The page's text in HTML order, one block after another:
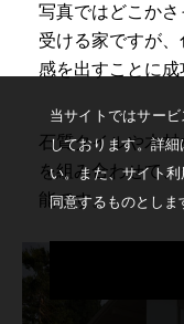
写真ではどこか
受ける家ですが
感を出すことに成
石質タイルや木
を組み合わせて
能です。
当サイトではサー
しております。詳
い。また、サイト
同意するものとしま